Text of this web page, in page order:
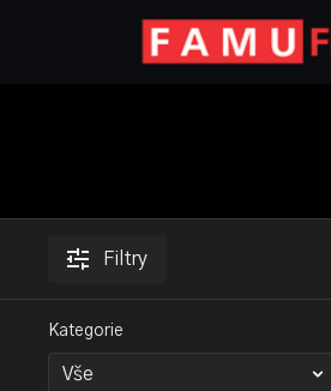
Filtry
Kategorie